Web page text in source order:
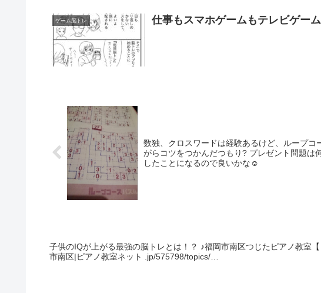
ゲーム脳トレ 仕事もスマホゲームもテレビゲー
数独、クロスワードは経験あるけど、ループ
がらコツをつかんだつもり? プレゼント問題は
したことになるので良いかな☺️
子供のIQが上がる最強の脳トレとは！？ ♪福岡市南区つじたピアノ教室
市南区|ピアノ教室ネット .jp/575798/topics/…